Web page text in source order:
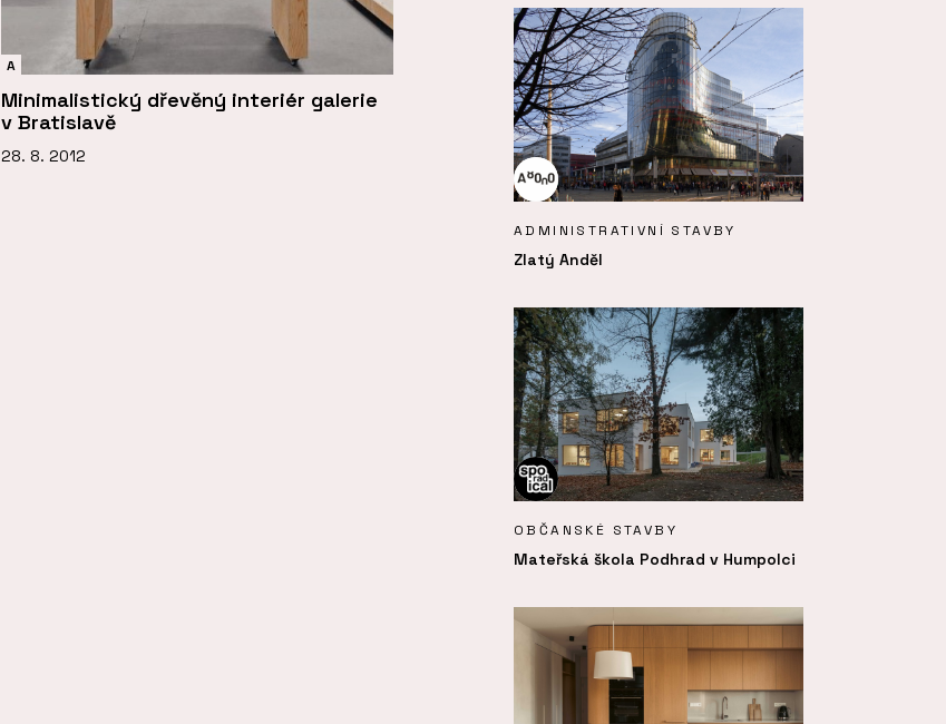
A
Minimalistický dřevěný interiér galerie
v Bratislavě
28. 8. 2012
ADMINISTRATIVNÍ STAVBY
Zlatý Anděl
OBČANSKÉ STAVBY
Mateřská škola Podhrad v Humpolci